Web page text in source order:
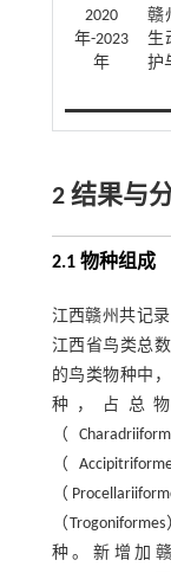
2020
年-2023
年
赣
生
护
2 结果与
2.1 物种组成
江西赣州共记
江西省鸟类总
的鸟类物种中
种，占总
（
（
（
（
种。新增加